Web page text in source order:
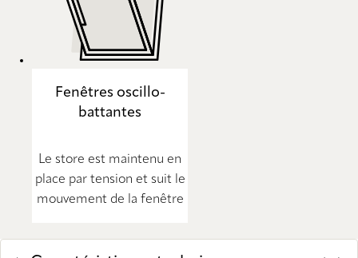
Fenêtres oscillo-
battantes
Le store est maintenu en
place par tension et suit le
mouvement de la fenêtre